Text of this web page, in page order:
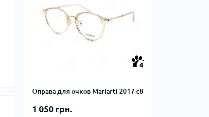
4
Оправа для очков Mariarti 2017 с8
1 050 грн.